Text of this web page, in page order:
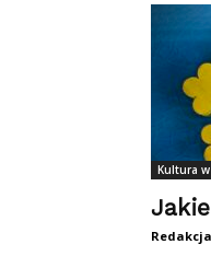
Kultura w
Redakcja